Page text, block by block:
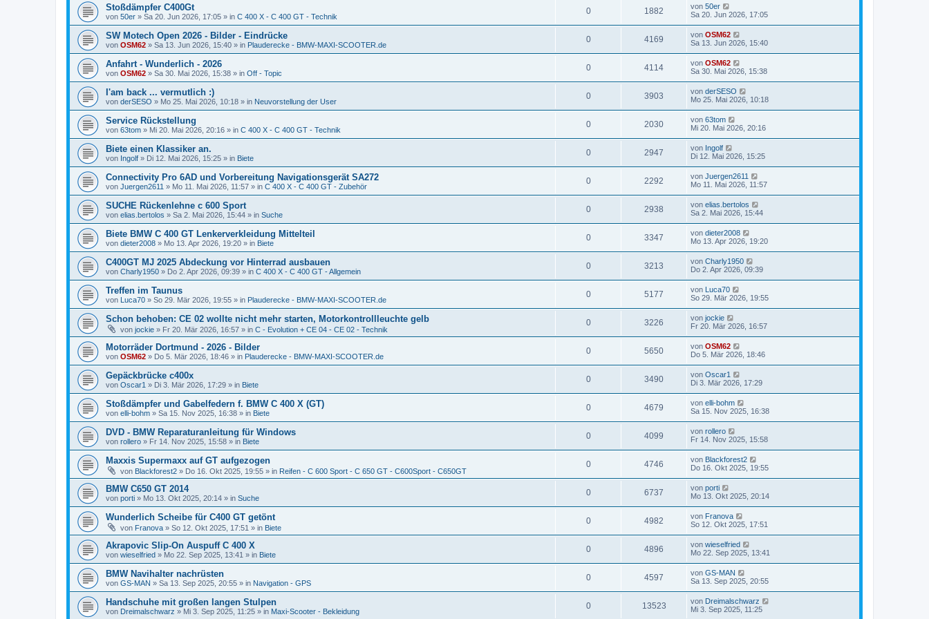
Stoßdämpfer C400Gt
von 50er » Sa 20. Jun 2026, 17:05 » in C 400 X - C 400 GT - Technik
0 1882 von 50er
Sa 20. Jun 2026, 17:05
SW Motech Open 2026 - Bilder - Eindrücke
von OSM62 » Sa 13. Jun 2026, 15:40 » in Plauderecke - BMW-MAXI-SCOOTER.de
0 4169 von OSM62
Sa 13. Jun 2026, 15:40
Anfahrt - Wunderlich - 2026
von OSM62 » Sa 30. Mai 2026, 15:38 » in Off - Topic
0 4114 von OSM62
Sa 30. Mai 2026, 15:38
I'am back ... vermutlich :)
von derSESO » Mo 25. Mai 2026, 10:18 » in Neuvorstellung der User
0 3903 von derSESO
Mo 25. Mai 2026, 10:18
Service Rückstellung
von 63tom » Mi 20. Mai 2026, 20:16 » in C 400 X - C 400 GT - Technik
0 2030 von 63tom
Mi 20. Mai 2026, 20:16
Biete einen Klassiker an.
von Ingolf » Di 12. Mai 2026, 15:25 » in Biete
0 2947 von Ingolf
Di 12. Mai 2026, 15:25
Connectivity Pro 6AD und Vorbereitung Navigationsgerät SA272
von Juergen2611 » Mo 11. Mai 2026, 11:57 » in C 400 X - C 400 GT - Zubehör
0 2292 von Juergen2611
Mo 11. Mai 2026, 11:57
SUCHE Rückenlehne c 600 Sport
von elias.bertolos » Sa 2. Mai 2026, 15:44 » in Suche
0 2938 von elias.bertolos
Sa 2. Mai 2026, 15:44
Biete BMW C 400 GT Lenkerverkleidung Mittelteil
von dieter2008 » Mo 13. Apr 2026, 19:20 » in Biete
0 3347 von dieter2008
Mo 13. Apr 2026, 19:20
C400GT MJ 2025 Abdeckung vor Hinterrad ausbauen
von Charly1950 » Do 2. Apr 2026, 09:39 » in C 400 X - C 400 GT - Allgemein
0 3213 von Charly1950
Do 2. Apr 2026, 09:39
Treffen im Taunus
von Luca70 » So 29. Mär 2026, 19:55 » in Plauderecke - BMW-MAXI-SCOOTER.de
0 5177 von Luca70
So 29. Mär 2026, 19:55
Schon behoben: CE 02 wollte nicht mehr starten, Motorkontrollleuchte gelb
von jockie » Fr 20. Mär 2026, 16:57 » in C - Evolution + CE 04 - CE 02 - Technik
0 3226 von jockie
Fr 20. Mär 2026, 16:57
Motorräder Dortmund - 2026 - Bilder
von OSM62 » Do 5. Mär 2026, 18:46 » in Plauderecke - BMW-MAXI-SCOOTER.de
0 5650 von OSM62
Do 5. Mär 2026, 18:46
Gepäckbrücke c400x
von Oscar1 » Di 3. Mär 2026, 17:29 » in Biete
0 3490 von Oscar1
Di 3. Mär 2026, 17:29
Stoßdämpfer und Gabelfedern f. BMW C 400 X (GT)
von elli-bohm » Sa 15. Nov 2025, 16:38 » in Biete
0 4679 von elli-bohm
Sa 15. Nov 2025, 16:38
DVD - BMW Reparaturanleitung für Windows
von rollero » Fr 14. Nov 2025, 15:58 » in Biete
0 4099 von rollero
Fr 14. Nov 2025, 15:58
Maxxis Supermaxx auf GT aufgezogen
von Blackforest2 » Do 16. Okt 2025, 19:55 » in Reifen - C 600 Sport - C 650 GT - C600Sport - C650GT
0 4746 von Blackforest2
Do 16. Okt 2025, 19:55
BMW C650 GT 2014
von porti » Mo 13. Okt 2025, 20:14 » in Suche
0 6737 von porti
Mo 13. Okt 2025, 20:14
Wunderlich Scheibe für C400 GT getönt
von Franova » So 12. Okt 2025, 17:51 » in Biete
0 4982 von Franova
So 12. Okt 2025, 17:51
Akrapovic Slip-On Auspuff C 400 X
von wieselfried » Mo 22. Sep 2025, 13:41 » in Biete
0 4896 von wieselfried
Mo 22. Sep 2025, 13:41
BMW Navihalter nachrüsten
von GS-MAN » Sa 13. Sep 2025, 20:55 » in Navigation - GPS
0 4597 von GS-MAN
Sa 13. Sep 2025, 20:55
Handschuhe mit großen langen Stulpen
von Dreimalschwarz » Mi 3. Sep 2025, 11:25 » in Maxi-Scooter - Bekleidung
0 13523 von Dreimalschwarz
Mi 3. Sep 2025, 11:25